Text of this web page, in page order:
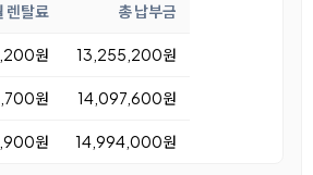
렌탈료 총 납부금
원 13,255,200원
원 14,097,600원
원 14,994,000원